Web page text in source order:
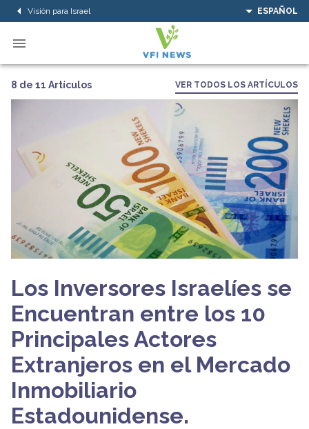
Visión para Israel ESPAÑOL
8 de 11 Artículos VER TODOS LOS ARTÍCULOS
Los Inversores Israelíes se
Encuentran entre los 10
Principales Actores
Extranjeros en el Mercado
Inmobiliario
Estadounidense.